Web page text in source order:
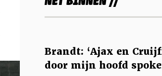
Brandt: ‘Ajax en
door mijn hoofd